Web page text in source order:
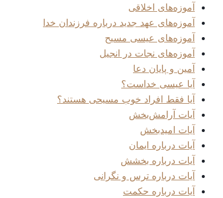
آموزه‌های اخلاقی
آموزه‌های عهد جدید درباره فرزندان خدا
آموزه‌های عیسی مسیح
آموزه‌های نجات در انجیل
آمین و پایان دعا
آیا عیسی خداست؟
آیا فقط افراد خوب مسیحی هستند؟
آیات آرامش‌بخش
آیات امیدبخش
آیات درباره ایمان
آیات درباره بخشش
آیات درباره ترس و نگرانی
آیات درباره حکمت